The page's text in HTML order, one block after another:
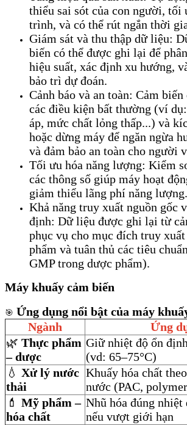
thiểu sai sót của con người, tối
trình, và có thể rút ngắn thời
Giám sát và thu thập dữ liệu:
biến có thể được ghi lại để
hiệu suất, xác định xu hướng,
bảo trì dự đoán.
Cảnh báo và an toàn: Cảm
các điều kiện bất thường (ví
áp, mức chất lỏng thấp...) và
hoặc dừng máy để ngăn ngừa
và đảm bảo an toàn cho người
Tối ưu hóa năng lượng: Kiểm
các thông số giúp máy hoạt
giảm thiểu lãng phí năng lượng.
Khả năng truy xuất nguồn gốc
định: Dữ liệu được ghi lại từ
phục vụ cho mục đích truy xuất
phẩm và tuân thủ các tiêu
GMP trong dược phẩm).
Máy khuấy cảm biến
🎯 Ứng dụng nổi bật của máy
Ngành
Ứng
🌿 Thực phẩm
– dược
Giữ nhiệt độ ổn
(vd: 65–75°C)
💧 Xử lý nước
thải
Khuấy hóa chất
nước (PAC,
💄 Mỹ phẩm –
hóa chất
Nhũ hóa đúng nhiệt
nếu vượt giới hạn